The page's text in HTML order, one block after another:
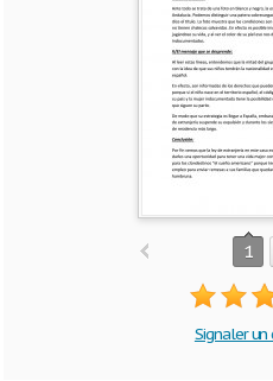
1
Signaler